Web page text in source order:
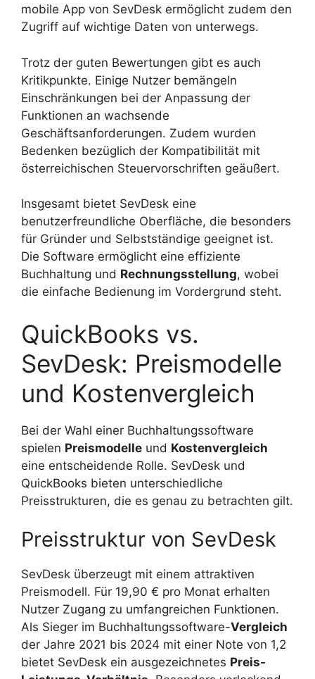
mobile App von SevDesk ermöglicht zudem den
Zugriff auf wichtige Daten von unterwegs.
Trotz der guten Bewertungen gibt es auch
Kritikpunkte. Einige Nutzer bemängeln
Einschränkungen bei der Anpassung der
Funktionen an wachsende
Geschäftsanforderungen. Zudem wurden
Bedenken bezüglich der Kompatibilität mit
österreichischen Steuervorschriften geäußert.
Insgesamt bietet SevDesk eine
benutzerfreundliche Oberfläche, die besonders
für Gründer und Selbstständige geeignet ist.
Die Software ermöglicht eine effiziente
Buchhaltung und Rechnungsstellung, wobei
die einfache Bedienung im Vordergrund steht.
QuickBooks vs.
SevDesk: Preismodelle
und Kostenvergleich
Bei der Wahl einer Buchhaltungssoftware
spielen Preismodelle und Kostenvergleich
eine entscheidende Rolle. SevDesk und
QuickBooks bieten unterschiedliche
Preisstrukturen, die es genau zu betrachten gilt.
Preisstruktur von SevDesk
SevDesk überzeugt mit einem attraktiven
Preismodell. Für 19,90 € pro Monat erhalten
Nutzer Zugang zu umfangreichen Funktionen.
Als Sieger im Buchhaltungssoftware-Vergleich
der Jahre 2021 bis 2024 mit einer Note von 1,2
bietet SevDesk ein ausgezeichnetes Preis-